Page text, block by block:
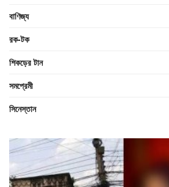
বাণিজ্য
রক-টক
শিকড়ের টান
সমপ্রেমী
সিনেস্তান